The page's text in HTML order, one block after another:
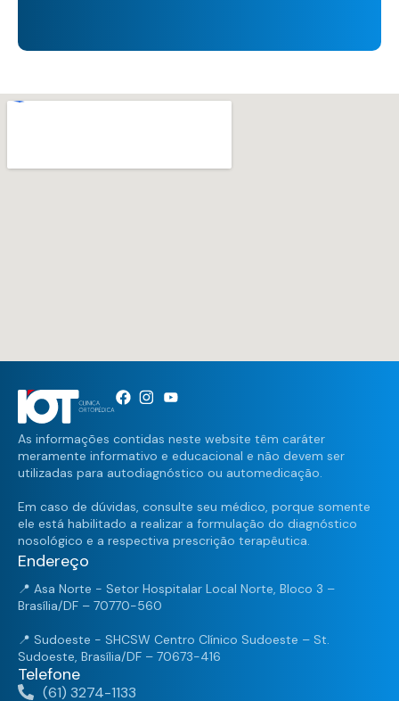
As informações contidas neste website têm caráter
meramente informativo e educacional e não devem ser
utilizadas para autodiagnóstico ou automedicação.
Em caso de dúvidas, consulte seu médico, porque somente
ele está habilitado a realizar a formulação do diagnóstico
nosológico e a respectiva prescrição terapêutica.
Endereço
📍 Asa Norte - Setor Hospitalar Local Norte, Bloco 3 –
Brasília/DF – 70770-560
📍 Sudoeste - SHCSW Centro Clínico Sudoeste – St.
Sudoeste, Brasília/DF – 70673-416
Telefone
(61) 3274-1133